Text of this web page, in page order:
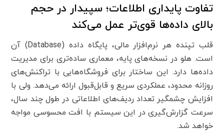
تفاوت پایداری اطلاعات؛ سپیدار در حجم
بالای داده‌ها قوی‌تر عمل می‌کند
قلب تپنده هر نرم‌افزار مالی، پایگاه داده (Database) آن
است. هلو در نسخه‌های پایه، معماری ساده‌تری برای مدیریت
داده‌ها دارد. این ساختار برای فروشگاه‌هایی با تراکنش‌های
روزانه محدود، عملکردی سریع و قابل‌قبول ارائه می‌دهد. ولی با
افزایش چشمگیر تعداد ردیف‌های اطلاعاتی در طول چند سال،
سرعت گزارش‌گیری در این سیستم با افت محسوسی مواجه
خواهد شد.